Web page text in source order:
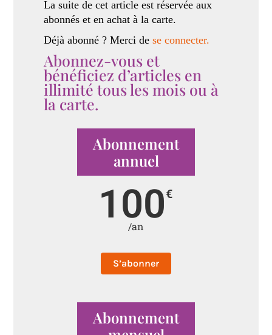
La suite de cet article est réservée aux
abonnés et en achat à la carte.
Déjà abonné ? Merci dese connecter.
Abonnez-vous et
bénéficiez d’articles en
illimité tous les mois ou à
la carte.
Abonnement
annuel
100€
/an
S’abonner
Abonnement